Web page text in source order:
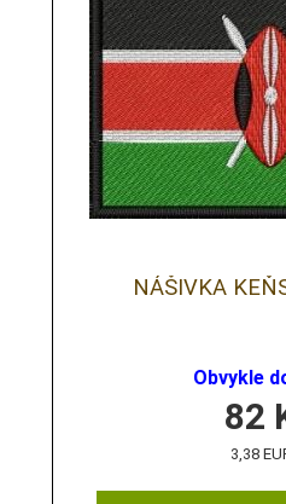
NÁŠIVKA
Obvykle
82
3,38